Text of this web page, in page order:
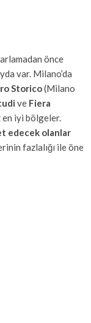
önce
var. Milano’da
Storico(Milano
ve Fiera
en iyi bölgeler.
edecek olanlar
fazlalığı ile öne